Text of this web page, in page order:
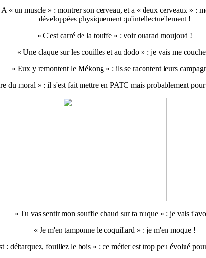
« un muscle » : montrer son cerveau, et a « deux cerveaux » :
développées physiquement qu'intellectuellement !
« C'est carré de la touffe » : voir ouarad moujoud !
« Une claque sur les couilles et au dodo » : je vais me
« Eux y remontent le Mékong » : ils se racontent leurs
du moral » : il s'est fait mettre en PATC mais probablement
« Tu vas sentir mon souffle chaud sur ta nuque » : je vais
« Je m'en tamponne le coquillard » : je m'en moque !
: débarquez, fouillez le bois » : ce métier est trop peu évolué